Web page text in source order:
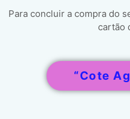
Para concluir a compra do
cartão
“Cote